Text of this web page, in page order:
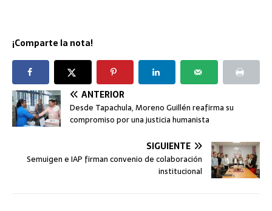
¡Comparte la nota!
ANTERIOR
Desde Tapachula, Moreno Guillén reafirma su
compromiso por una justicia humanista
SIGUIENTE
Semuigen e IAP firman convenio de colaboración
institucional